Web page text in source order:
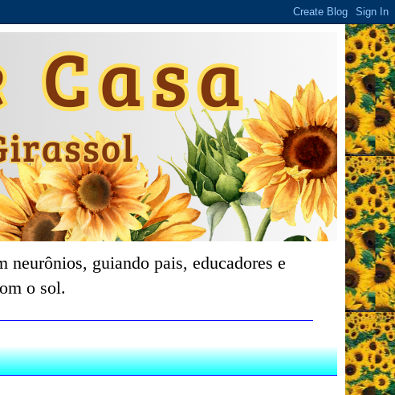
neurônios, guiando pais, educadores e
o sol.